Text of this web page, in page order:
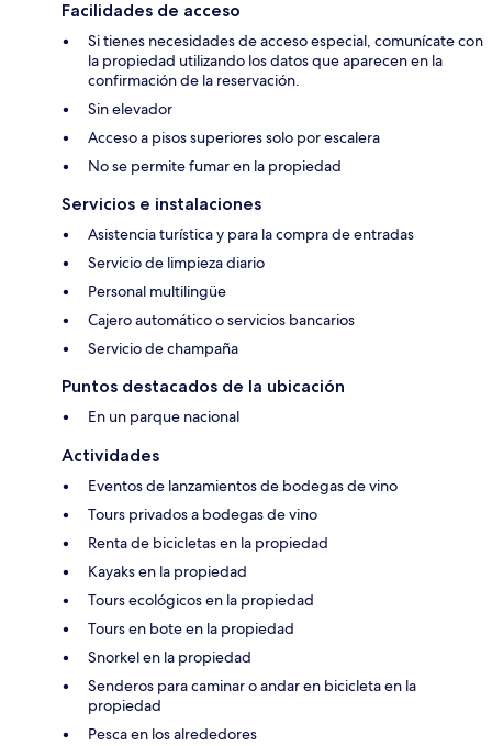
Facilidades de acceso
Si tienes necesidades de acceso especial, comunícate con
la propiedad utilizando los datos que aparecen en la
confirmación de la reservación.
Sin elevador
Acceso a pisos superiores solo por escalera
No se permite fumar en la propiedad
Servicios e instalaciones
Asistencia turística y para la compra de entradas
Servicio de limpieza diario
Personal multilingüe
Cajero automático o servicios bancarios
Servicio de champaña
Puntos destacados de la ubicación
En un parque nacional
Actividades
Eventos de lanzamientos de bodegas de vino
Tours privados a bodegas de vino
Renta de bicicletas en la propiedad
Kayaks en la propiedad
Tours ecológicos en la propiedad
Tours en bote en la propiedad
Snorkel en la propiedad
Senderos para caminar o andar en bicicleta en la
propiedad
Pesca en los alrededores